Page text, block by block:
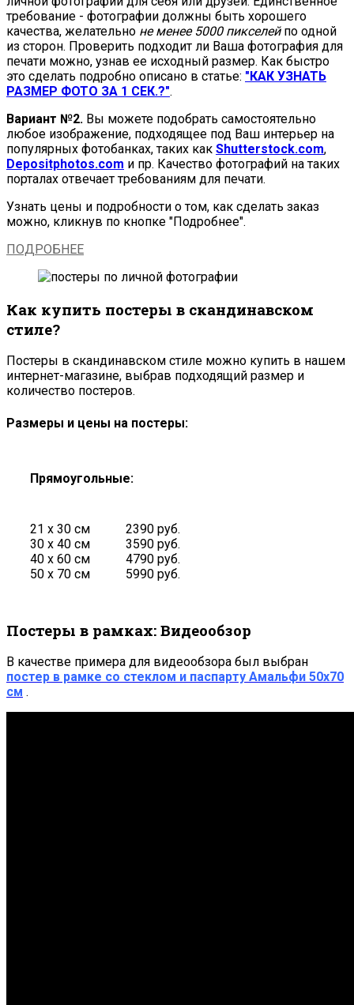
требование - фотографии должны быть хорошего
качества, желательно не менее 5000 пикселейпо одной
из сторон. Проверить подходит ли Ваша фотография для
печати можно, узнав ее исходный размер. Как быстро
это сделать подробно описано в статье: "КАК УЗНАТЬ
РАЗМЕР ФОТО ЗА 1 СЕК.?".
Вариант №2. Вы можете подобрать самостоятельно
любое изображение, подходящее под Ваш интерьер на
популярных фотобанках, таких как Shutterstock.com,
Depositphotos.com и пр. Качество фотографий на таких
порталах отвечает требованиям для печати.
Узнать цены и подробности о том, как сделать заказ
можно, кликнув по кнопке "Подробнее".
ПОДРОБНЕЕ
Как купить постеры в скандинавском
стиле?
Постеры в скандинавском стиле можно купить в нашем
интернет-магазине, выбрав подходящий размер и
количество постеров.
Размеры и цены на постеры:
Прямоугольные:
21 х 30 см
30 х 40 см
40 х 60 см
50 х 70 см
2390 руб.
3590 руб.
4790 руб.
5990 руб.
Постеры в рамках: Видеообзор
В качестве примера для видеообзора был выбран
постер в рамке со стеклом и паспарту Амальфи 50х70
см .